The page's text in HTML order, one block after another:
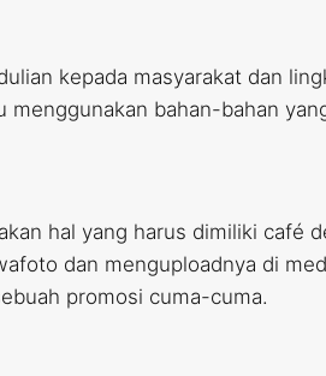
kepada masyarakat dan
bahan-bahan
hal yang harus dimiliki café
dan menguploadnya di
promosi cuma-cuma.